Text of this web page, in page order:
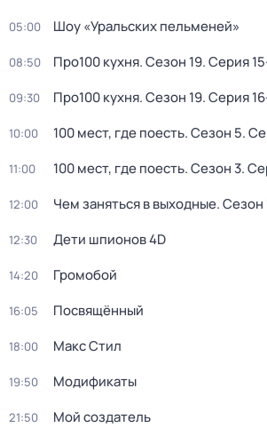
05:00 Шоу «Уральских пельменей»
08:50 Про100 кухня. Сезон 19. Серия
09:30 Про100 кухня. Сезон 19. Серия
10:00 100 мест, где поесть. Сезон 5.
11:00 100 мест, где поесть. Сезон 3.
12:00 Чем заняться в выходные. Сезон
12:30 Дети шпионов 4D
14:20 Громобой
16:05 Посвящённый
18:00 Макс Стил
19:50 Модификаты
21:50 Мой создатель